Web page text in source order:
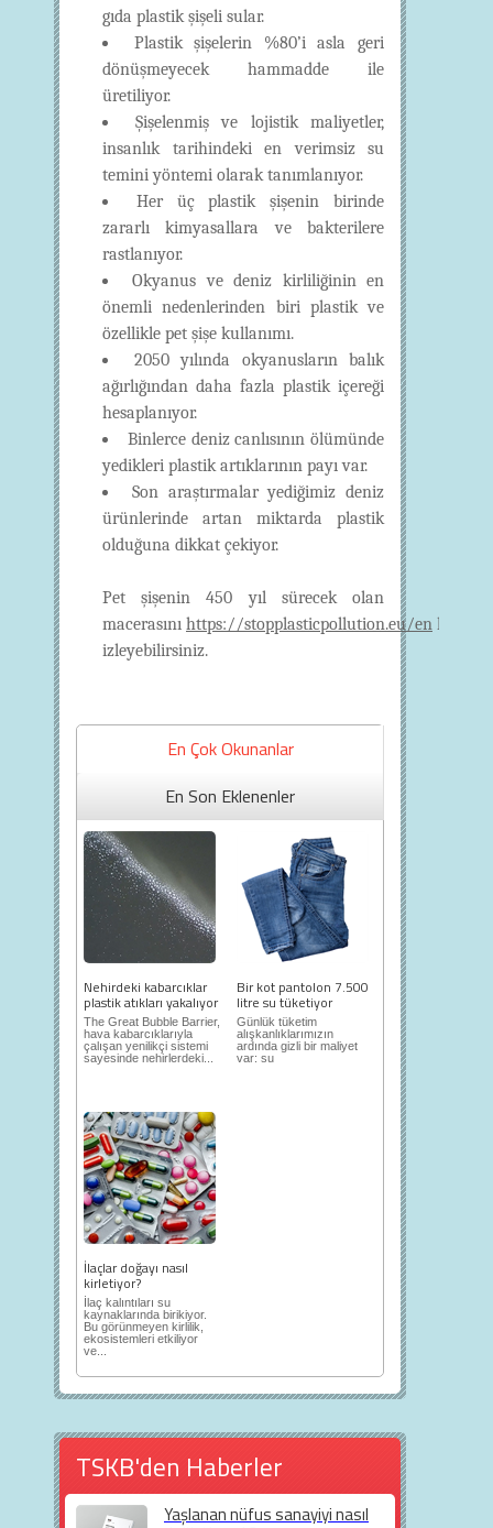
gıda plastik şişeli sular.
Plastik şişelerin %80’i asla geri
dönüşmeyecek hammadde ile
üretiliyor.
Şişelenmiş ve lojistik maliyetler,
insanlık tarihindeki en verimsiz su
temini yöntemi olarak tanımlanıyor.
Her üç plastik şişenin birinde
zararlı kimyasallara ve bakterilere
rastlanıyor.
Okyanus ve deniz kirliliğinin en
önemli nedenlerinden biri plastik ve
özellikle pet şişe kullanımı.
2050 yılında okyanusların balık
ağırlığından daha fazla plastik içereği
hesaplanıyor.
Binlerce deniz canlısının ölümünde
yedikleri plastik artıklarının payı var.
Son araştırmalar yediğimiz deniz
ürünlerinde artan miktarda plastik
olduğuna dikkat çekiyor.
Pet şişenin 450 yıl sürecek olan
macerasını https://stopplasticpollution.eu/en
izleyebilirsiniz.
En Çok Okunanlar
En Son Eklenenler
Nehirdeki kabarcıklar
plastik atıkları yakalıyor
The Great Bubble Barrier,
hava kabarcıklarıyla
çalışan yenilikçi sistemi
sayesinde nehirlerdeki...
Bir kot pantolon 7.500
litre su tüketiyor
Günlük tüketim
alışkanlıklarımızın
ardında gizli bir maliyet
var: su
İlaçlar doğayı nasıl
kirletiyor?
İlaç kalıntıları su
kaynaklarında birikiyor.
Bu görünmeyen kirlilik,
ekosistemleri etkiliyor
ve...
TSKB'den Haberler
Yaşlanan nüfus sanayiyi nasıl